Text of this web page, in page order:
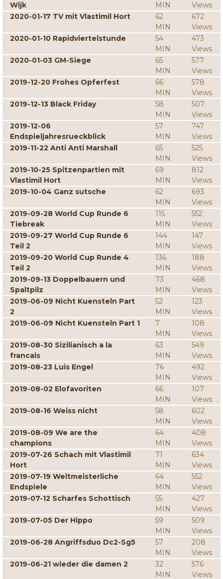
Wijk
MIN
Views
2020-01-17 TV mit Vlastimil Hort
62
MIN
672
Views
2020-01-10 Rapidviertelstunde
54
MIN
473
Views
2020-01-03 GM-Siege
65
MIN
577
Views
2019-12-20 Frohes Opferfest
66
MIN
578
Views
2019-12-13 Black Friday
58
MIN
507
Views
2019-12-06
Endspieljahresrueckblick
57
MIN
747
Views
2019-11-22 Anti Anti Marshall
65
MIN
525
Views
2019-10-25 Spitzenpartien mit
Vlastimil Hort
69
MIN
812
Views
2019-10-04 Ganz sutsche
62
MIN
693
Views
2019-09-28 World Cup Runde 6
Tiebreak
115
MIN
552
Views
2019-09-27 World Cup Runde 6
Teil 2
144
MIN
147
Views
2019-09-20 World Cup Runde 4
Teil 2
136
MIN
188
Views
2019-09-13 Doppelbauern und
Spaltpilz
73
MIN
468
Views
2019-06-09 Nicht Kuensteln Part
2
52
MIN
123
Views
2019-06-09 Nicht Kuensteln Part 1
7
MIN
108
Views
2019-08-30 Sizilianisch a la
francais
63
MIN
549
Views
2019-08-23 Luis Engel
76
MIN
492
Views
2019-08-02 Elofavoriten
66
MIN
107
Views
2019-08-16 Weiss nicht
58
MIN
602
Views
2019-08-09 We are the
champions
64
MIN
408
Views
2019-07-26 Schach mit Vlastimil
Hort
71
MIN
634
Views
2019-07-19 Weltmeisterliche
Endspiele
64
MIN
552
Views
2019-07-12 Scharfes Schottisch
55
MIN
427
Views
2019-07-05 Der Hippo
59
MIN
509
Views
2019-06-28 Angriffsduo Dc2-Sg5
57
MIN
208
Views
2019-06-21 wieder die damen 2
32
MIN
576
Views